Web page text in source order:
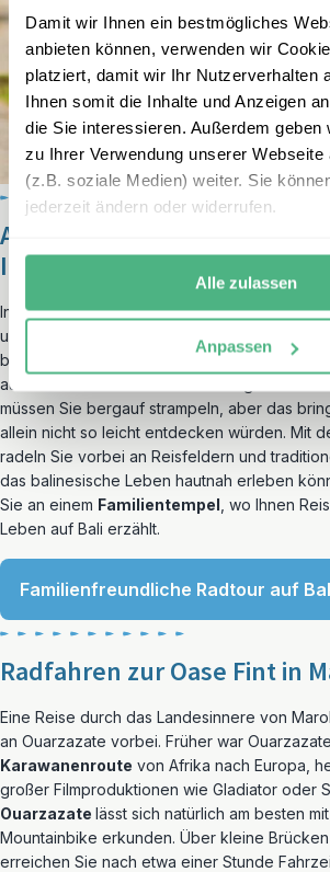
Damit wir Ihnen ein bestmögliches
anbieten können, verwenden wir
platziert, damit wir Ihr Nutzerverhalten
Ihnen somit die Inhalte und Anzeigen
die Sie interessieren. Außerdem geben
zu Ihrer Verwendung unserer Webseite
(z.B. soziale Medien) weiter. Sie
jederzeit ändern oder widerrufen.
Alle zulassen
Anpassen
Auf den Pedalen durch die
Indonesien
In Indonesien können Sie Radtouren durch
unternehmen. Natürlich werden Sie von
begleitet, der Ihr eigenes Tempo
auf dem Rücken oder auf ihren eigenen
müssen Sie bergauf strampeln, aber das
allein nicht so leicht entdecken würden. Mit
radeln Sie vorbei an Reisfeldern und
das balinesische Leben hautnah erleben
Sie an einem Familientempel , wo Ihnen
Leben auf Bali erzählt.
Familienfreundliche Radtour auf
Radfahren zur Oase Fint in
Eine Reise durch das Landesinnere von
an Ouarzazate vorbei. Früher war
Karawanenroute von Afrika nach Europa,
großer Filmproduktionen wie Gladiator oder
Ouarzazate lässt sich natürlich am besten
Mountainbike erkunden. Über kleine
erreichen Sie nach etwa einer Stunde